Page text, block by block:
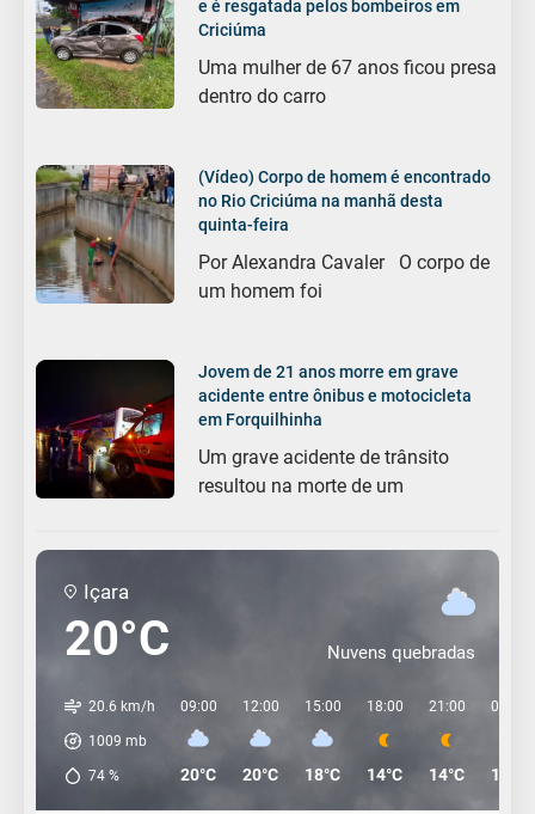
e é resgatada pelos bombeiros em
Criciúma
Uma mulher de 67 anos ficou presa
dentro do carro
(Vídeo) Corpo de homem é encontrado
no Rio Criciúma na manhã desta
quinta-feira
Por Alexandra Cavaler O corpo de
um homem foi
Jovem de 21 anos morre em grave
acidente entre ônibus e motocicleta
em Forquilhinha
Um grave acidente de trânsito
resultou na morte de um
Içara
20°C Nuvens quebradas
20.6 km/h
1009 mb
74 %
09:00
20°C
12:00
20°C
15:00
18°C
18:00
14°C
21:00
14°C
00:00
13°C